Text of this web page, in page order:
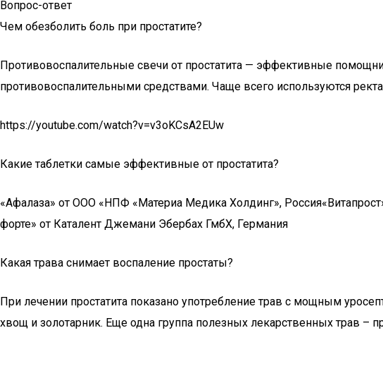
Вопрос-ответ
Чем обезболить боль при простатите?
Противовоспалительные свечи от простатита — эффективные
противовоспалительными средствами. Чаще всего используются
https://youtube.com/watch?v=v3oKCsA2EUw
Какие таблетки самые эффективные от простатита?
«Афалаза» от ООО «НПФ «Материа Медика Холдинг»,
форте» от Каталент Джемани Эбербах ГмбХ, Германия
Какая трава снимает воспаление простаты?
При лечении простатита показано употребление трав с мощным
хвощ и золотарник. Еще одна группа полезных лекарственных трав –